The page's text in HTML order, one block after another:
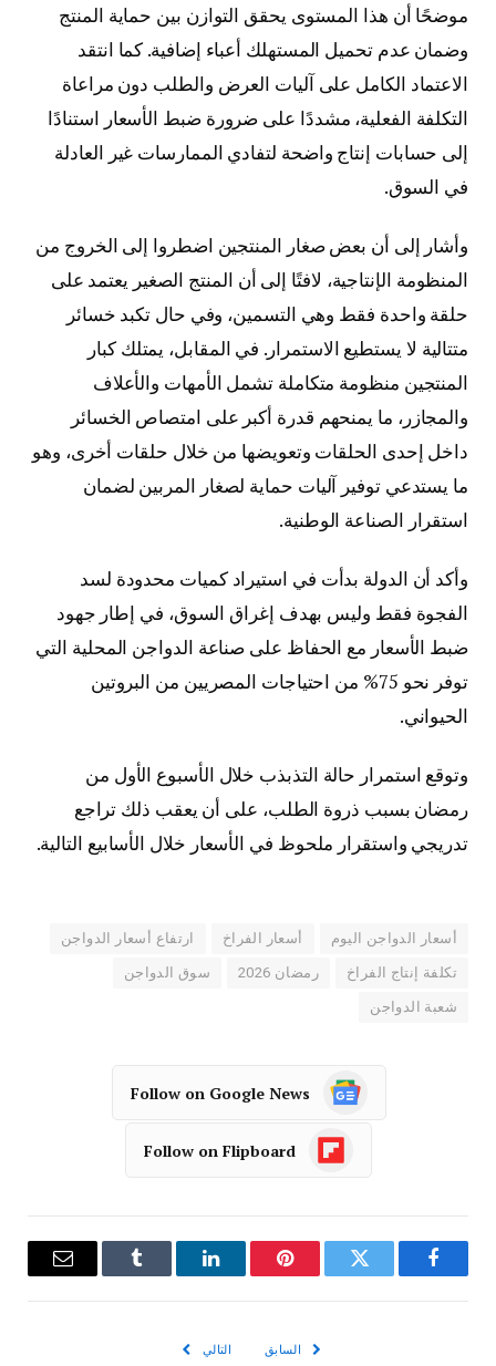
موضحًا أن هذا المستوى يحقق التوازن بين حماية المنتج
وضمان عدم تحميل المستهلك أعباء إضافية. كما انتقد
الاعتماد الكامل على آليات العرض والطلب دون مراعاة
التكلفة الفعلية، مشددًا على ضرورة ضبط الأسعار استنادًا
إلى حسابات إنتاج واضحة لتفادي الممارسات غير العادلة
في السوق.
وأشار إلى أن بعض صغار المنتجين اضطروا إلى الخروج من
المنظومة الإنتاجية، لافتًا إلى أن المنتج الصغير يعتمد على
حلقة واحدة فقط وهي التسمين، وفي حال تكبد خسائر
متتالية لا يستطيع الاستمرار. في المقابل، يمتلك كبار
المنتجين منظومة متكاملة تشمل الأمهات والأعلاف
والمجازر، ما يمنحهم قدرة أكبر على امتصاص الخسائر
داخل إحدى الحلقات وتعويضها من خلال حلقات أخرى، وهو
ما يستدعي توفير آليات حماية لصغار المربين لضمان
استقرار الصناعة الوطنية.
وأكد أن الدولة بدأت في استيراد كميات محدودة لسد
الفجوة فقط وليس بهدف إغراق السوق، في إطار جهود
ضبط الأسعار مع الحفاظ على صناعة الدواجن المحلية التي
توفر نحو 75% من احتياجات المصريين من البروتين
الحيواني.
وتوقع استمرار حالة التذبذب خلال الأسبوع الأول من
رمضان بسبب ذروة الطلب، على أن يعقب ذلك تراجع
تدريجي واستقرار ملحوظ في الأسعار خلال الأسابيع التالية.
أسعار الدواجن اليوم أسعار الفراخ ارتفاع أسعار الدواجن
تكلفة إنتاج الفراخ رمضان 2026 سوق الدواجن
شعبة الدواجن
Follow on Google News
Follow on Flipboard
فيسبوك تويتر بينتيريستلينكدإن Tumblr
البريد
السابق التالي